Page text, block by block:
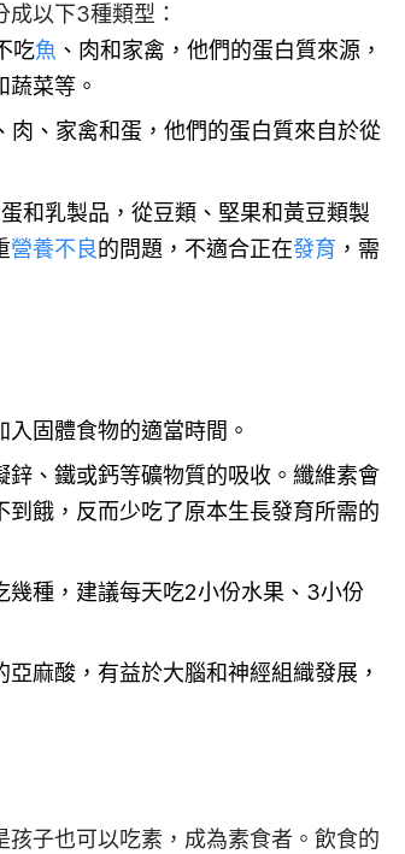
以下3種類型：
吃魚 、肉和家禽，他們的蛋白質來源，
蔬菜等。
肉、家禽和蛋，他們的蛋白質來自於從
和乳製品，從豆類、堅果和黃豆類製
營養不良的問題，不適合正在發育 ，需
固體食物的適當時間。
鋅、鐵或鈣等礦物質的吸收。纖維素會
餓，反而少吃了原本生長發育所需的
幾種，建議每天吃2小份水果、3小份
亞麻酸，有益於大腦和神經組織發展，
子也可以吃素，成為素食者。飲食的